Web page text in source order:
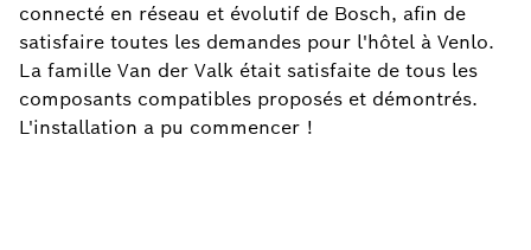
connecté en réseau et évolutif de Bosch, afin de
satisfaire toutes les demandes pour l'hôtel à Venlo.
La famille Van der Valk était satisfaite de tous les
composants compatibles proposés et démontrés.
L'installation a pu commencer !